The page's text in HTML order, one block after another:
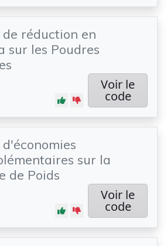
de réduction en
sur les Poudres
Voir le
code
d'économies
sur la
de Poids
Voir le
code